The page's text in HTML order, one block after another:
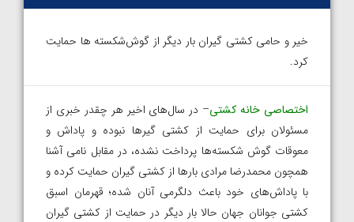
خیر و حامی کشتی گیران بار دیگر از گوش‌شکسته ها حمایت
کرد‌.
اختصاصی خانه کشتی– در سال‌های اخیر هر چقدر خبری از
مسئولان برای حمایت از کشتی گیرها نبوده و پاداش و
معوقات گوش شکسته‌ها پرداخت نشده، در مقابل نامی آشنا
همچون محمدرضا مرادی بارها از کشتی گیران حمایت کرده و
با پاداش‌های خود باعث دلگرمی آنان شده؛ قهرمان اسبق
کشتی جوانان جهان حالا بار دیگر در حمایت از کشتی گیران